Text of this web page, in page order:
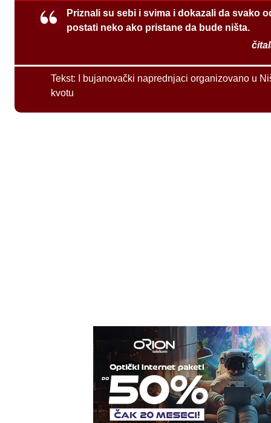
Priznali su sebi i svima i dokazali da svako
postati neko ako pristane da bude ništa.
Tekst:
I bujanovački naprednjaci organizovano u
kvotu